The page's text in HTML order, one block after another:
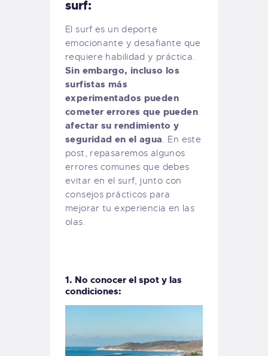
surf:
El surf es un deporte
emocionante y desafiante que
requiere habilidad y práctica.
Sin embargo, incluso los
surfistas más
experimentados pueden
cometer errores que pueden
afectar su rendimiento y
seguridad en el agua. En este
post, repasaremos algunos
errores comunes que debes
evitar en el surf, junto con
consejos prácticos para
mejorar tu experiencia en las
olas.
1. No conocer el spot y las
condiciones: